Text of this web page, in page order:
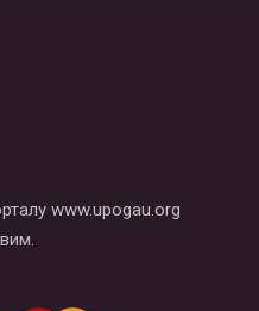
www.upogau.org